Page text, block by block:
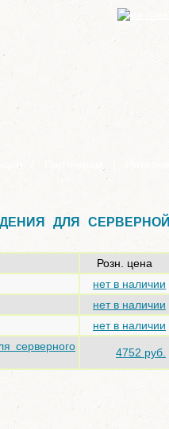
ДЛЯ СЕРВЕРНОЙ
Розн. цена
нет в наличии
нет в наличии
нет в наличии
серверного
4752 руб.